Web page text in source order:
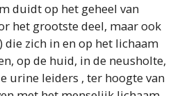
duidt op het geheel van
het grootste deel, maar ook
die zich in en op het lichaam
op de huid, in de neusholte,
urine leiders , ter hoogte van